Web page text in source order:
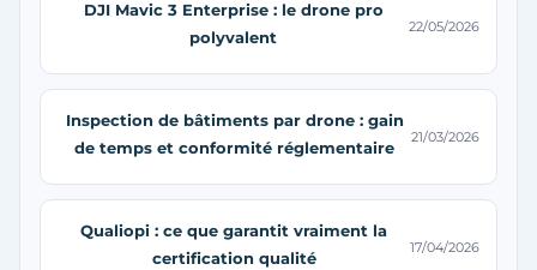
DJI Mavic 3 Enterprise : le drone pro
polyvalent
22/05/2026
Inspection de bâtiments par drone : gain
de temps et conformité réglementaire
21/03/2026
Qualiopi : ce que garantit vraiment la
certification qualité
17/04/2026